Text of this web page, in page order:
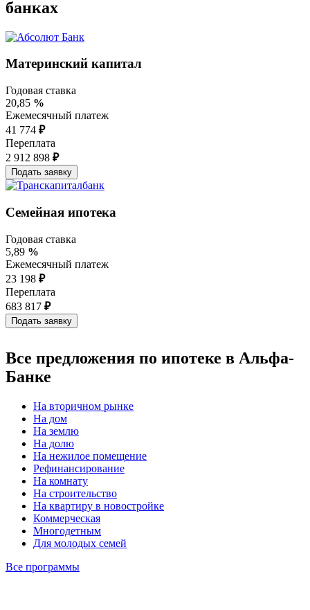
банках
Материнский капитал
Годовая ставка
20,85 %
Ежемесячный платеж
41 774 ₽
Переплата
2 912 898 ₽
Семейная ипотека
Годовая ставка
5,89 %
Ежемесячный платеж
23 198 ₽
Переплата
683 817 ₽
Все предложения по ипотеке в Альфа-
Банке
На вторичном рынке
На дом
На землю
На долю
На нежилое помещение
Рефинансирование
На комнату
На строительство
На квартиру в новостройке
Коммерческая
Многодетным
Для молодых семей
Все программы